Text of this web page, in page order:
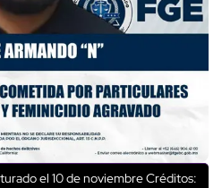
el 10 de noviembreCréditos: